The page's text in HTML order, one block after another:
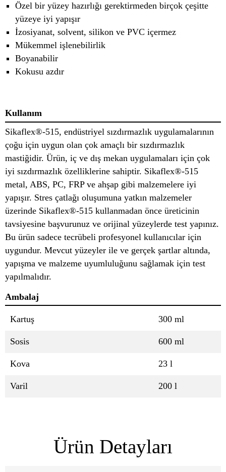
Özel bir yüzey hazırlığı gerektirmeden birçok çeşitte
yüzeye iyi yapışır
İzosiyanat, solvent, silikon ve PVC içermez
Mükemmel işlenebilirlik
Boyanabilir
Kokusu azdır
Kullanım
Sikaflex®-515, endüstriyel sızdırmazlık uygulamalarının
çoğu için uygun olan çok amaçlı bir sızdırmazlık
mastiğidir. Ürün, iç ve dış mekan uygulamaları için çok
iyi sızdırmazlık özelliklerine sahiptir. Sikaflex®-515
metal, ABS, PC, FRP ve ahşap gibi malzemelere iyi
yapışır. Stres çatlağı oluşumuna yatkın malzemeler
üzerinde Sikaflex®-515 kullanmadan önce üreticinin
tavsiyesine başvurunuz ve orijinal yüzeylerde test yapınız.
Bu ürün sadece tecrübeli profesyonel kullanıcılar için
uygundur. Mevcut yüzeyler ile ve gerçek şartlar altında,
yapışma ve malzeme uyumluluğunu sağlamak için test
yapılmalıdır.
Ambalaj
Kartuş 300 ml
Sosis 600 ml
Kova 23 l
Varil 200 l
Ürün Detayları